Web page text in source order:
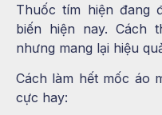
Thuốc tím hiện đang
biến hiện nay. Cách
nhưng mang lại hiệu
Cách làm hết mốc áo
cực hay: